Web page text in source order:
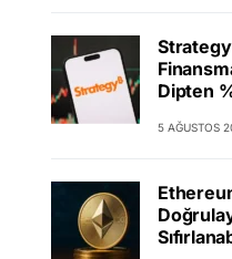
Dipten
5 AĞUSTOS